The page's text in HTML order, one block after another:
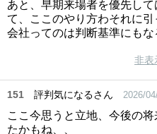
あと、早期来場者を優先し
て、ここのやり方わそれに
会社ってのは判断基準にもな
非表
151 評判気になるさん 2026/
ここ今思うと立地、今後の
たかもね、、